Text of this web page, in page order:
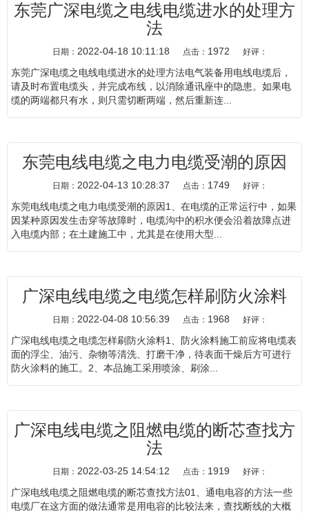
东莞广深电缆之电线电缆进水的处理方
法
日期： 2022-04-18 10:11:18 点击： 1972 好评：
东莞广深电缆之电线电缆进水的处理方法电气装备用电线电缆后，
请及时布置电缆头，并完成布线，以消除通讯座中的隐患。如果电
缆的两端都只有水，则只需切断两端，然后重新连...
东莞电线电缆之电力电缆受潮的原因
日期： 2022-04-13 10:28:37 点击： 1749 好评：
东莞电线电缆之电力电缆受潮的原因1、在电缆的正常运行中，如果
因某种原因发生击穿等故障时，电缆沟中的积水便会沿着故障点进
入电缆内部；在土建施工中，尤其是在使用大型...
广深电线电缆之电缆怎样刷防火涂料
日期： 2022-04-08 10:56:39 点击： 1968 好评：
广深电线电缆之电缆怎样刷防火涂料1、防火涂料施工前应将电缆表
面的浮尘、油污、杂物等清洗、打磨干净，待表面干燥后方可进行
防火涂料的施工。2、本品施工采用喷涂、刷涂...
广深电线电缆之阻燃电缆的断芯查找方
法
日期： 2022-03-25 14:54:12 点击： 1919 好评：
广深电线电缆之阻燃电缆的断芯查找方法01、通电电容的方法一些
电缆厂在这方面的做法通常是用电容的比较法来，查找断线的大概